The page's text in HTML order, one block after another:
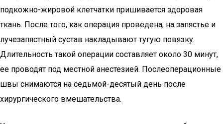
подкожно-жировой клетчатки пришивается здоровая
ткань. После того, как операция проведена, на запястье и
лучезапястный сустав накладывают тугую повязку.
Длительность такой операции составляет около 30 минут,
ее проводят под местной анестезией. Послеоперационные
швы снимаются на седьмой-десятый день после
хирургического вмешательства.